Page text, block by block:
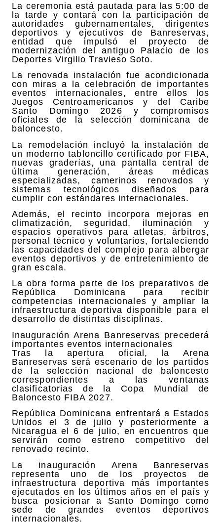
La ceremonia está pautada para las 5:00 de
la tarde y contará con la participación de
autoridades gubernamentales, dirigentes
deportivos y ejecutivos de Banreservas,
entidad que impulsó el proyecto de
modernización del antiguo Palacio de los
Deportes Virgilio Travieso Soto.
La renovada instalación fue acondicionada
con miras a la celebración de importantes
eventos internacionales, entre ellos los
Juegos Centroamericanos y del Caribe
Santo Domingo 2026 y compromisos
oficiales de la selección dominicana de
baloncesto.
La remodelación incluyó la instalación de
un moderno tabloncillo certificado por FIBA,
nuevas graderías, una pantalla central de
última generación, áreas médicas
especializadas, camerinos renovados y
sistemas tecnológicos diseñados para
cumplir con estándares internacionales.
Además, el recinto incorpora mejoras en
climatización, seguridad, iluminación y
espacios operativos para atletas, árbitros,
personal técnico y voluntarios, fortaleciendo
las capacidades del complejo para albergar
eventos deportivos y de entretenimiento de
gran escala.
La obra forma parte de los preparativos de
República Dominicana para recibir
competencias internacionales y ampliar la
infraestructura deportiva disponible para el
desarrollo de distintas disciplinas.
Inauguración Arena Banreservas precederá
importantes eventos internacionales
Tras la apertura oficial, la Arena
Banreservas será escenario de los partidos
de la selección nacional de baloncesto
correspondientes a las ventanas
clasificatorias de la Copa Mundial de
Baloncesto FIBA 2027.
República Dominicana enfrentará a Estados
Unidos el 3 de julio y posteriormente a
Nicaragua el 6 de julio, en encuentros que
servirán como estreno competitivo del
renovado recinto.
La inauguración Arena Banreservas
representa uno de los proyectos de
infraestructura deportiva más importantes
ejecutados en los últimos años en el país y
busca posicionar a Santo Domingo como
sede de grandes eventos deportivos
internacionales.